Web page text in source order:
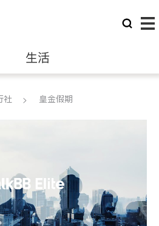
生活
律师
非盈利组织
社 皇金假期